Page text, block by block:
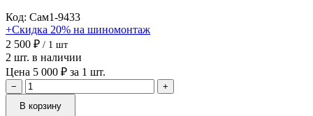
Код: Сам1-9433
+Скидка 20% на шиномонтаж
2 500 ₽ / 1 шт
2 шт. в наличии
Цена 5 000 ₽ за 1 шт.
−
+
В корзину